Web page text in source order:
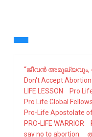
“ജീവന്‍ അമൂല്യവും,
Don't Accept Abortion
LIFE LESSON
Pro
Pro Life Global
Pro-Life Apostolate
PRO-LIFE WARRIOR
say no to abortion.